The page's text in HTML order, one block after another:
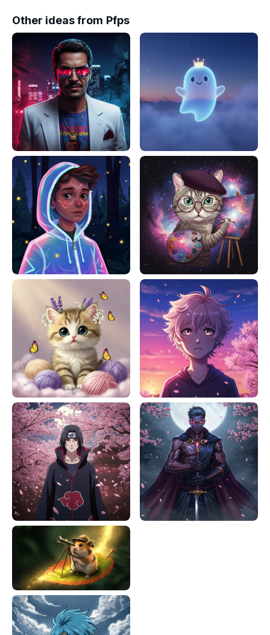
Other ideas from Pfps